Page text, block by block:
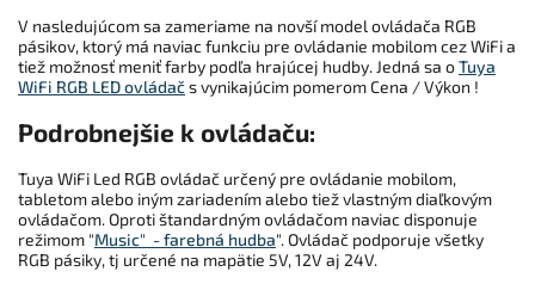
V nasledujúcom sa zameriame na novší model ovládača RGB
pásikov, ktorý má naviac funkciu pre ovládanie mobilom cez WiFi a
tiež možnosť meniť farby podľa hrajúcej hudby. Jedná sa oTuya
WiFi RGB LED ovládačs vynikajúcim pomerom Cena / Výkon !
Podrobnejšie k ovládaču:
Tuya WiFi Led RGB ovládač určený pre ovládanie mobilom,
tabletom alebo iným zariadením alebo tiež vlastným diaľkovým
ovládačom. Oproti štandardným ovládačom naviac disponuje
režimom "Music" - farebná hudba". Ovládač podporuje všetky
RGB pásiky, tj určené na mapätie 5V, 12V aj 24V.